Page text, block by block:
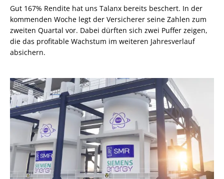
Gut 167% Rendite hat uns Talanx bereits beschert. In der
kommenden Woche legt der Versicherer seine Zahlen zum
zweiten Quartal vor. Dabei dürften sich zwei Puffer zeigen,
die das profitable Wachstum im weiteren Jahresverlauf
absichern.